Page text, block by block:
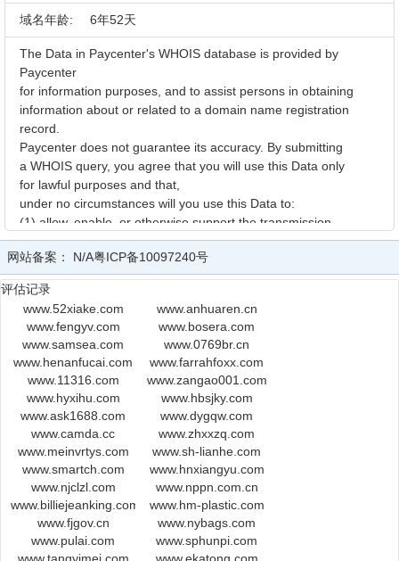
域名年龄: 6年52天
The Data in Paycenter's WHOIS database is provided by
Paycenter
for information purposes, and to assist persons in obtaining
information about or related to a domain name registration
record.
Paycenter does not guarantee its accuracy. By submitting
a WHOIS query, you agree that you will use this Data only
for lawful purposes and that,
under no circumstances will you use this Data to:
(1) allow, enable, or otherwise support the transmission
of mass unsolicited, commercial advertising or solicitations
via e-mail (spam); or
(2) enable high volume, automated, electronic processes that
apply to Paycenter or its systems.
Paycenter reserves the right to modify these terms at any time.
By submitting this query, you agree to abide by this policy.!!
PunnyCode : 17xf.net
Creation Date : 2007-08-02 00:00:00
Updated Date : 2013-07-09 09:43:19
Expiration Date : 2014-08-02 00:00:00
Registrant:
Organization : GuangZhou WangJing WenHua ChuanBo
YouXianGongSi
网站备案： N/A粤ICP备10097240号
评估记录
www.52xiake.com
www.anhuaren.cn
www.fengyv.com
www.bosera.com
www.samsea.com
www.0769br.cn
www.henanfucai.com
www.farrahfoxx.com
www.11316.com
www.zangao001.com
www.hyxihu.com
www.hbsjky.com
www.ask1688.com
www.dygqw.com
www.camda.cc
www.zhxxzq.com
www.meinvrtys.com
www.sh-lianhe.com
www.smartch.com
www.hnxiangyu.com
www.njclzl.com
www.nppn.com.cn
www.billiejeanking.com
www.hm-plastic.com
www.fjgov.cn
www.nybags.com
www.pulai.com
www.sphunpi.com